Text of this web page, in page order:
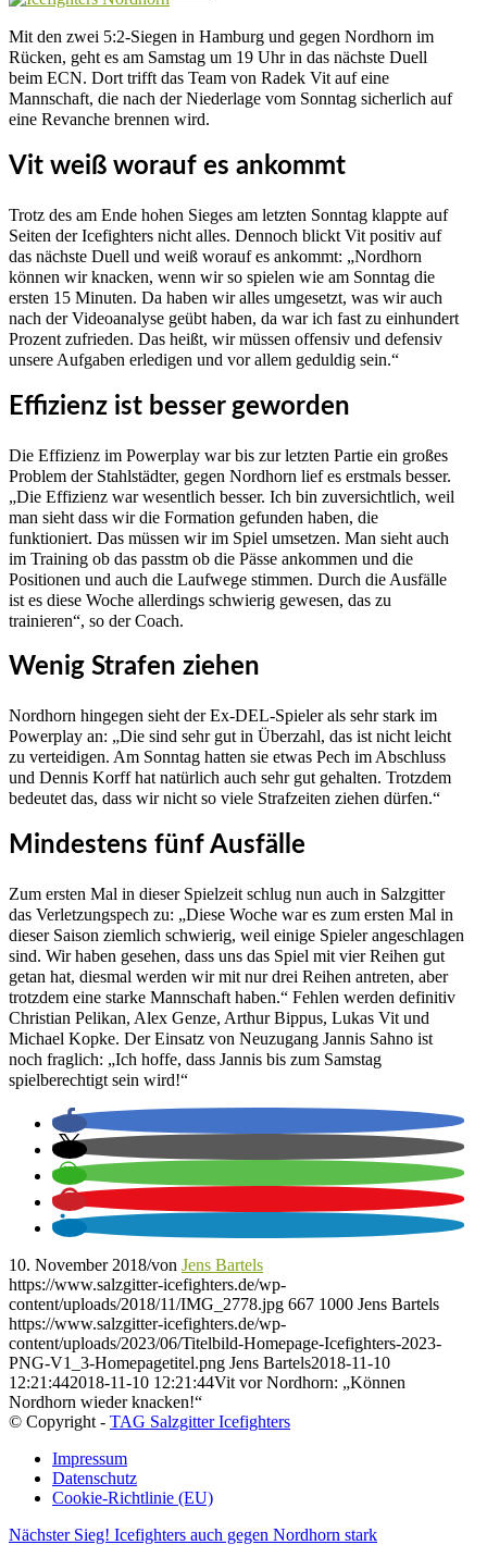
Mit den zwei 5:2-Siegen in Hamburg und gegen Nordhorn im
Rücken, geht es am Samstag um 19 Uhr in das nächste Duell
beim ECN. Dort trifft das Team von Radek Vit auf eine
Mannschaft, die nach der Niederlage vom Sonntag sicherlich auf
eine Revanche brennen wird.
Vit weiß worauf es ankommt
Trotz des am Ende hohen Sieges am letzten Sonntag klappte auf
Seiten der Icefighters nicht alles. Dennoch blickt Vit positiv auf
das nächste Duell und weiß worauf es ankommt: „Nordhorn
können wir knacken, wenn wir so spielen wie am Sonntag die
ersten 15 Minuten. Da haben wir alles umgesetzt, was wir auch
nach der Videoanalyse geübt haben, da war ich fast zu einhundert
Prozent zufrieden. Das heißt, wir müssen offensiv und defensiv
unsere Aufgaben erledigen und vor allem geduldig sein.“
Effizienz ist besser geworden
Die Effizienz im Powerplay war bis zur letzten Partie ein großes
Problem der Stahlstädter, gegen Nordhorn lief es erstmals besser.
„Die Effizienz war wesentlich besser. Ich bin zuversichtlich, weil
man sieht dass wir die Formation gefunden haben, die
funktioniert. Das müssen wir im Spiel umsetzen. Man sieht auch
im Training ob das passtm ob die Pässe ankommen und die
Positionen und auch die Laufwege stimmen. Durch die Ausfälle
ist es diese Woche allerdings schwierig gewesen, das zu
trainieren“, so der Coach.
Wenig Strafen ziehen
Nordhorn hingegen sieht der Ex-DEL-Spieler als sehr stark im
Powerplay an: „Die sind sehr gut in Überzahl, das ist nicht leicht
zu verteidigen. Am Sonntag hatten sie etwas Pech im Abschluss
und Dennis Korff hat natürlich auch sehr gut gehalten. Trotzdem
bedeutet das, dass wir nicht so viele Strafzeiten ziehen dürfen.“
Mindestens fünf Ausfälle
Zum ersten Mal in dieser Spielzeit schlug nun auch in Salzgitter
das Verletzungspech zu: „Diese Woche war es zum ersten Mal in
dieser Saison ziemlich schwierig, weil einige Spieler angeschlagen
sind. Wir haben gesehen, dass uns das Spiel mit vier Reihen gut
getan hat, diesmal werden wir mit nur drei Reihen antreten, aber
trotzdem eine starke Mannschaft haben.“ Fehlen werden definitiv
Christian Pelikan, Alex Genze, Arthur Bippus, Lukas Vit und
Michael Kopke. Der Einsatz von Neuzugang Jannis Sahno ist
noch fraglich: „Ich hoffe, dass Jannis bis zum Samstag
spielberechtigt sein wird!“
10. November 2018/von Jens Bartels
https://www.salzgitter-icefighters.de/wp-
content/uploads/2018/11/IMG_2778.jpg 667 1000 Jens Bartels
https://www.salzgitter-icefighters.de/wp-
content/uploads/2023/06/Titelbild-Homepage-Icefighters-2023-
PNG-V1_3-Homepagetitel.png Jens Bartels2018-11-10
12:21:442018-11-10 12:21:44Vit vor Nordhorn: „Können
Nordhorn wieder knacken!“
© Copyright - TAG Salzgitter Icefighters
Impressum
Datenschutz
Cookie-Richtlinie (EU)
Nächster Sieg! Icefighters auch gegen Nordhorn stark